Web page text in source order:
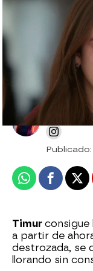
¿Perderá
hija
Desirée
Publicado:
Whatsapp X
Timur consigue
a partir de
destrozada, se
llorando sin